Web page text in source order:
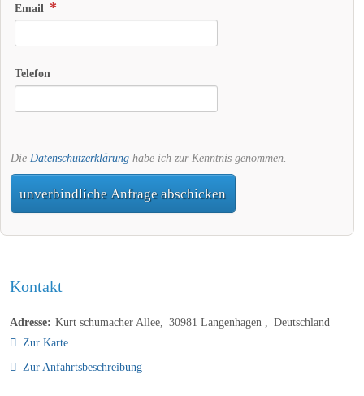
Email
Telefon
Die Datenschutzerklärung habe ich zur Kenntnis genommen.
unverbindliche Anfrage abschicken
Kontakt
Adresse: Kurt schumacher Allee 30981 Langenhagen
Deutschland
Zur Karte
Zur Anfahrtsbeschreibung